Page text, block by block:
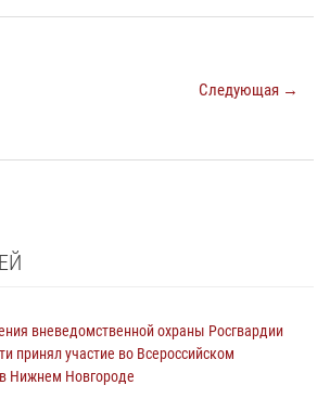
Следующая →
вневедомственной охраны Росгвардии
принял участие во Всероссийском
Нижнем Новгороде